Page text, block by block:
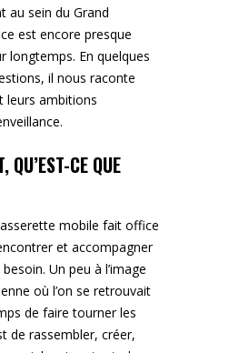
au sein du Grand
est encore presque
longtemps. En quelques
il nous raconte
leurs ambitions
QU’EST-CE QUE
mobile fait office
et accompagner
Un peu à l’image
où l’on se retrouvait
de faire tourner les
de rassembler, créer,